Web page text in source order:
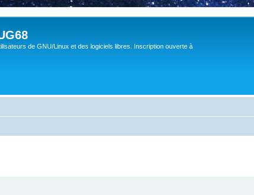
de GNU/Linux et des logiciels libres. Inscription ouverte à